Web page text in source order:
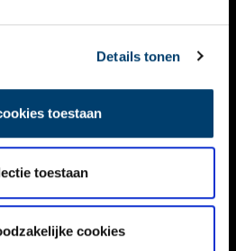
Details tonen
toestaan
toestaan
cookies